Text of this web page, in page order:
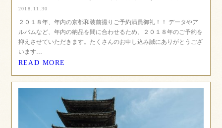
2018.11.30
２０１８年、年内の京都和装前撮りご予約満員御礼！！ データやア
ルバムなど、年内の納品を間に合わせるため、２０１８年のご予約を
抑えさせていただきます。たくさんのお申し込み誠にありがとうござ
います…
READ MORE